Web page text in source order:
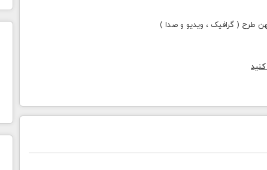
طرح ( گرافیک ، ویدیو و صدا )